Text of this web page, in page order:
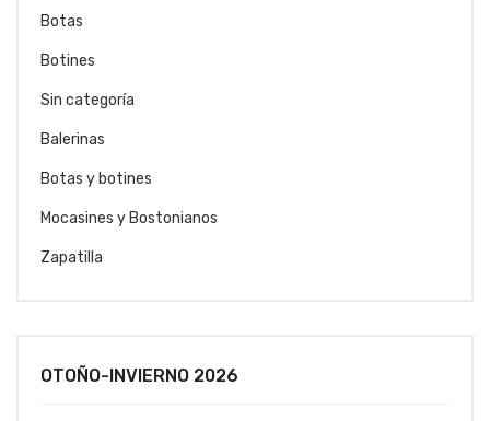
Botas
Botines
Sin categoría
Balerinas
Botas y botines
Mocasines y Bostonianos
Zapatilla
OTOÑO-INVIERNO 2026